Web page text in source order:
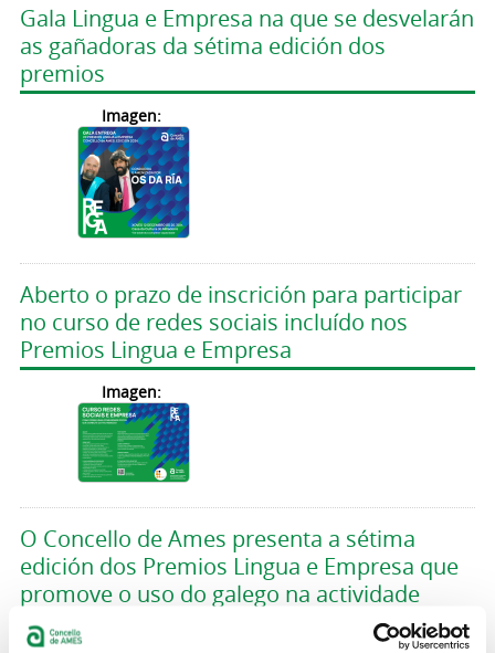
Gala Lingua e Empresa na que se desvelarán
as gañadoras da sétima edición dos
premios
Imagen:
Aberto o prazo de inscrición para participar
no curso de redes sociais incluído nos
Premios Lingua e Empresa
Imagen:
O Concello de Ames presenta a sétima
edición dos Premios Lingua e Empresa que
promove o uso do galego na actividade
empresarial amesá